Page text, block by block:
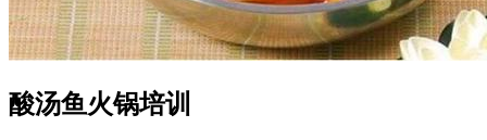
酸汤鱼火锅培训